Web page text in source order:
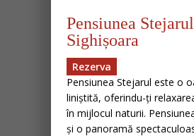
Pensiunea
Sighișoara
Rezerva
Pensiunea Stejarul este o
liniștită, oferindu-ți
în mijlocul naturii.
și o panoramă